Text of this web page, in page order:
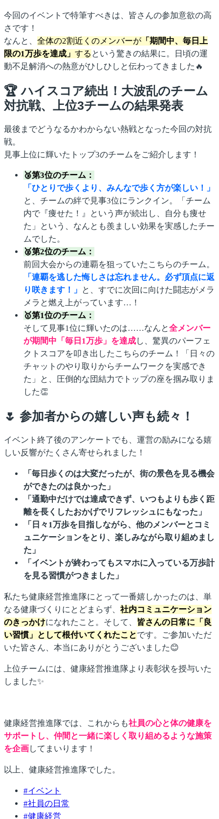
今回のイベントで特筆すべきは、皆さんの参加意欲の高
さです！
なんと、 全体の2割近くのメンバーが 「期間中、毎日上
限の1万歩を達成」 する という驚きの結果に。日頃の運
動不足解消への熱意がひしひしと伝わってきました🔥
🏆 ハイスコア続出！大波乱のチーム
対抗戦、上位3チームの結果発表
最後までどうなるかわからない熱戦となった今回の対抗
戦。
見事上位に輝いたトップ3のチームをご紹介します！
🥉第3位のチーム：
「ひとりで歩くより、みんなで歩く方が楽しい！」
と、チームの絆で見事3位にランクイン。「チーム
内で『痩せた！』という声が続出し、自分も痩せ
た」という、なんとも羨ましい効果を実感したチー
ムでした。
🥈第2位のチーム：
前回大会からの連覇を狙っていたこちらのチーム。
「連覇を逃した悔しさは忘れません。必ず頂点に返
り咲きます！」
と、すでに次回に向けた闘志がメラ
メラと燃え上がっています…！
🥇第1位のチーム：
そして見事1位に輝いたのは……なんと全メンバー
が期間中「毎日1万歩」を達成し、驚異のパーフェ
クトスコアを叩き出したこちらのチーム！「日々の
チャットのやり取りからチームワークを実感でき
た」と、圧倒的な団結力でトップの座を掴み取りま
した👏
🌷 参加者からの嬉しい声も続々！
イベント終了後のアンケートでも、運営の励みになる嬉
しい反響がたくさん寄せられました！
「毎日歩くのは大変だったが、街の景色を見る機会
ができたのは良かった」
「通勤中だけでは達成できず、いつもよりも歩く距
離を長くしたおかげでリフレッシュにもなった」
「日々1万歩を目指しながら、他のメンバーとコミ
ュニケーションをとり、楽しみながら取り組めまし
た」
「イベントが終わってもスマホに入っている万歩計
を見る習慣がつきました」
私たち健康経営推進隊にとって一番嬉しかったのは、単
なる健康づくりにとどまらず、 社内コミュニケーション
のきっかけになれたこと。そして、 皆さんの日常に「良
い習慣」として根付いてくれたことです。ご参加いただ
いた皆さん、本当にありがとうございました😊
上位チームには、健康経営推進隊より表彰状を授与いた
しました✨
健康経営推進隊では、これからも社員の心と体の健康を
サポートし、仲間と一緒に楽しく取り組めるような施策
を企画 してまいります！
以上、健康経営推進隊でした。
#イベント
#社員の日常
#健康経営